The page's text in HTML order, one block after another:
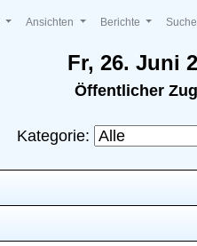
Ansichten Berichte
Fr, 26. Juni
Öffentlicher
Kategorie: